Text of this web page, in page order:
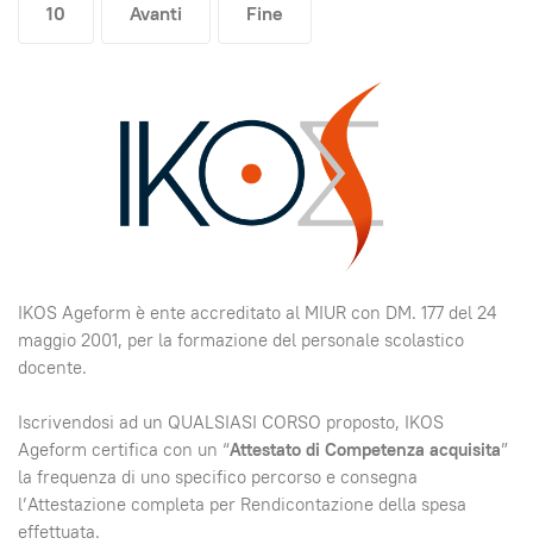
10 Avanti Fine
IKOS Ageform è ente accreditato al MIUR con DM. 177 del 24
maggio 2001, per la formazione del personale scolastico
docente.
Iscrivendosi ad un QUALSIASI CORSO proposto, IKOS
Ageform certifica con un “Attestato di Competenza acquisita”
la frequenza di uno specifico percorso e consegna
l’Attestazione completa per Rendicontazione della spesa
effettuata.